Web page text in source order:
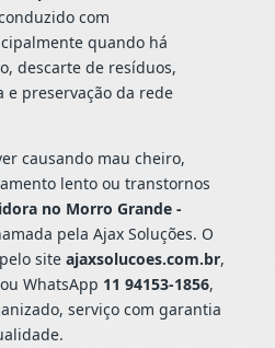
com
quando há
descarte de resíduos,
preservação da rede
causando mau cheiro,
lento ou transtornos
no Morro Grande -
pela Ajax Soluções. O
site ajaxsolucoes.com.br,
WhatsApp 11 94153-1856,
serviço com garantia